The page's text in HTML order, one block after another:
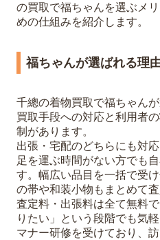
の買取で福ちゃんを選ぶメ
めの仕組みを紹介します。
福ちゃんが選ばれる理
千總の着物買取で福ちゃん
買取手段への対応と利用者
制があります。
出張・宅配のどちらにも対
足を運ぶ時間がない方でも
す。幅広い品目を一括で受
の帯や和装小物もまとめて査
査定料・出張料は全て無料
りたい」という段階でも気
マナー研修を受けており、